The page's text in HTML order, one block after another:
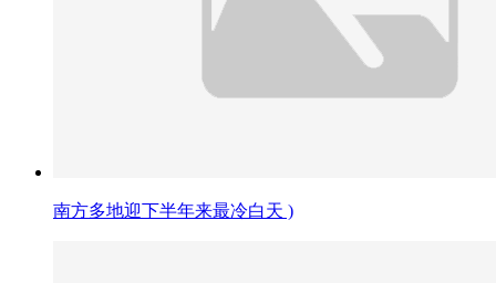
南方多地迎下半年来最冷白天 )